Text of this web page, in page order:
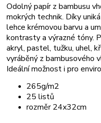
Odolný papír z bambusu
mokrých technik. Díky
lehce krémovou barvu a
kontrasty a výrazné tóny.
akryl, pastel, tužku, uhel,
vyráběný z bambusového
Ideální možnost i pro
265g/m2
25 listů
rozměr 24x32cm